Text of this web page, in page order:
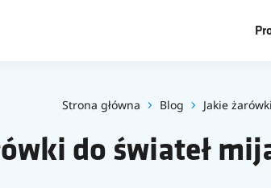
Strona główna Blog Jakie
do świateł